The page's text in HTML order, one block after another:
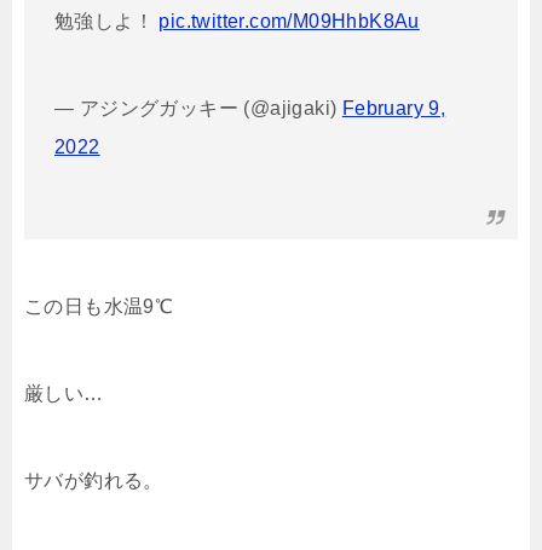
勉強しよ！ pic.twitter.com/M09HhbK8Au
— アジングガッキー (@ajigaki) February 9,
2022
この日も水温9℃
厳しい…
サバが釣れる。